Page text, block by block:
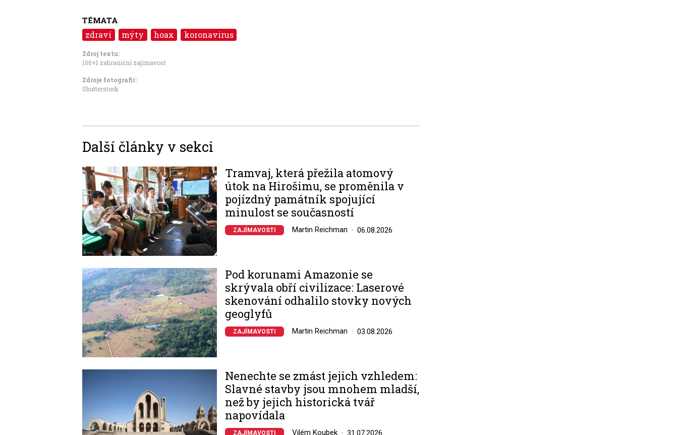
TÉMATA
zdraví mýty hoax koronavirus
Zdroj textu:
100+1 zahraniční zajímavost
Zdroje fotografii:
Shutterstock
Další články v sekci
Image
Tramvaj, která přežila atomový
útok na Hirošimu, se proměnila v
pojízdný památník spojující
minulost se současností
ZAJÍMAVOSTI Martin Reichman 06.08.2026
Image
Pod korunami Amazonie se
skrývala obří civilizace: Laserové
skenování odhalilo stovky nových
geoglyfů
ZAJÍMAVOSTI Martin Reichman 03.08.2026
Nenechte se zmást jejich vzhledem:
Slavné stavby jsou mnohem mladší,
než by jejich historická tvář
napovídala
ZAJÍMAVOSTI Vilém Koubek 31.07.2026